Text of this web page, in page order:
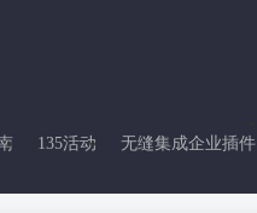
135活动 无缝集成企业插件